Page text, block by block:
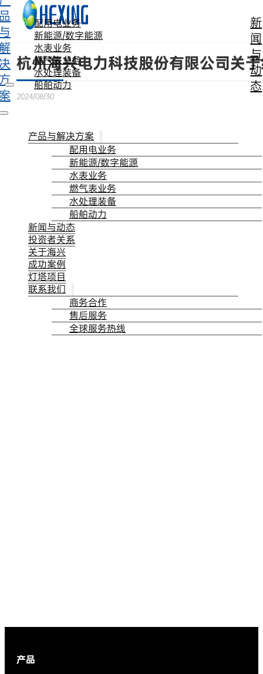
跳转到主要内容 跳转到页脚
配用电业务
新能源/数字能源
水表业务
燃气表业务
水处理装备
船舶动力
新
闻
与
动
态
产品与解决方案
配用电业务
新能源/数字能源
水表业务
燃气表业务
水处理装备
船舶动力
新闻与动态
投资者关系
关于海兴
成功案例
灯塔项目
联系我们
商务合作
售后服务
全球服务热线
杭州海兴电力科技股份有限公司关
2024/08/30
产品